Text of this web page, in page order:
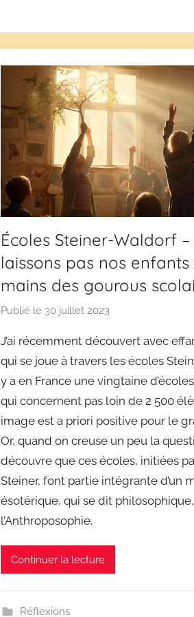
Écoles Steiner-Waldorf –
laissons pas nos enfants
mains des gourous
Publié le 30 juillet 2023
r
D
é
r
i
v
c
l
J’ai récemment découvert avec
qui se joue à travers les écoles
y a en France une vingtaine
qui concernent pas loin de 2 500
image est a priori positive pour le
Or, quand on creuse un peu la
découvre que ces écoles, initiées
Steiner, font partie intégrante d’un
ésotérique, qui se dit
l’Anthroposophie.
Continuer la lecture
Réflexions